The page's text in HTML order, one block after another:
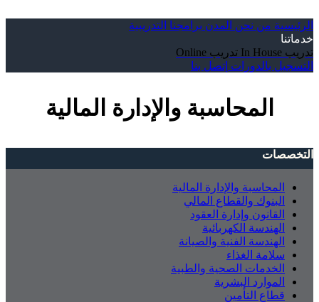
الرئيسية من نحن المدن برامجنا التدريبية
خدماتنا
تدريب In House
تدريب Online
التسجيل بالدورات إتصل بنا
المحاسبة والإدارة المالية
التخصصات
المحاسبة والإدارة المالية
البنوك والقطاع المالي
القانون وإدارة العقود
الهندسة الكهربائية
الهندسة الفنية والصيانة
سلامة الغذاء
الخدمات الصحية والطبية
الموارد البشرية
قطاع التأمين